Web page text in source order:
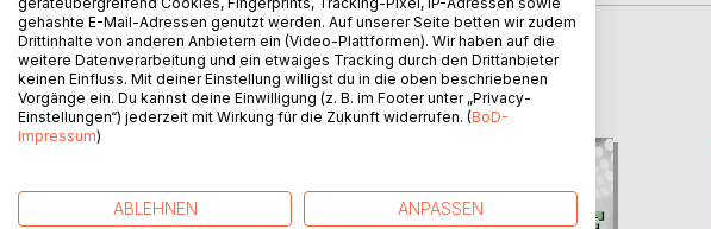
WEITERE TITEL BEIBoD
gehashte E-Mail-Adressen genutzt werden. Auf unserer Seite betten wir zudem
Drittinhalte von anderen Anbietern ein (Video-Plattformen). Wir haben auf die
weitere Datenverarbeitung und ein etwaiges Tracking durch den Drittanbieter
keinen Einfluss. Mit deiner Einstellung willigst du in die oben beschriebenen
Vorgänge ein. Du kannst deine Einwilligung (z. B. im Footer unter „Privacy-
Einstellungen“) jederzeit mit Wirkung für die Zukunft widerrufen. (BoD-
Impressum)
ABLEHNEN ANPASSEN